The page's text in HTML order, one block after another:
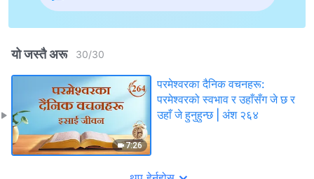
यो जस्तै अरू 30/30
7:26
परमेश्‍वरका दैनिक वचनहरू:
परमेश्‍वरको स्वभाव र उहाँसँग जे छ र
उहाँ जे हुनुहुन्छ | अंश २६४